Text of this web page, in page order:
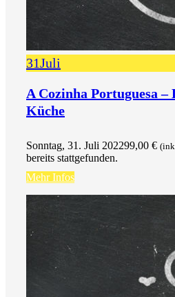
31Juli
A Cozinha Portuguesa –
Küche
Sonntag, 31. Juli 202299,00 €
bereits stattgefunden.
Mehr Infos